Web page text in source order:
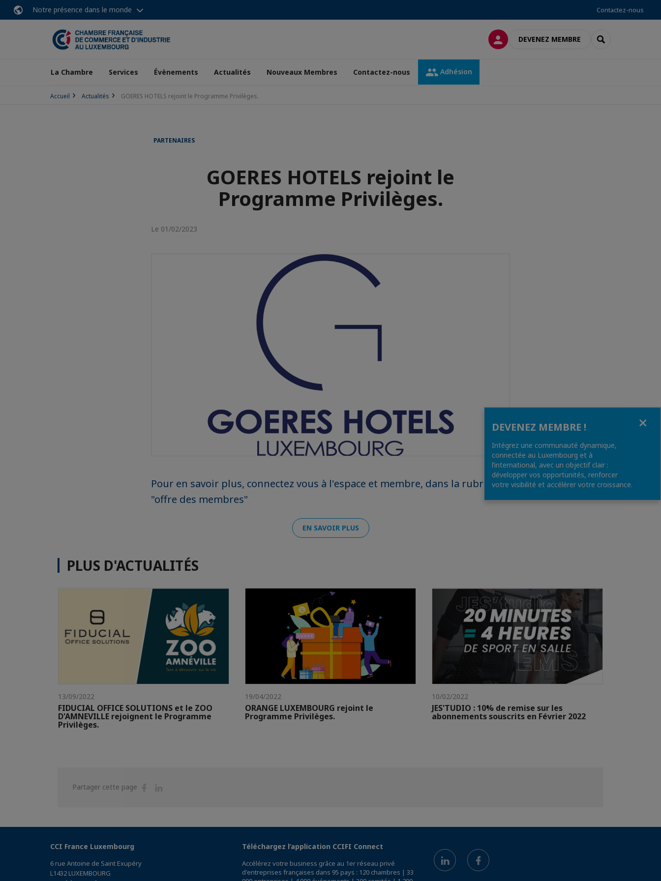
Notre présence dans le monde Contactez-nous
CONNEXIONDEVENEZ MEMBRE RECHERCHER
La Chambre Services Évènements Actualités Nouveaux Membres Contactez-nous Adhésion
Accueil Actualités GOERES HOTELS rejoint le Programme Privilèges.
PARTENAIRES
GOERES HOTELS rejoint le
Programme Privilèges.
Le 01/02/2023
Pour en savoir plus, connectez vous à l'espace et membre, dans la rubrique
"offre des membres"
EN SAVOIR PLUS
PLUS D'ACTUALITÉS
13/09/2022
FIDUCIAL OFFICE SOLUTIONS et le ZOO
D'AMNEVILLE rejoignent le Programme
Privilèges.
19/04/2022
ORANGE LUXEMBOURG rejoint le
Programme Privilèges.
10/02/2022
JES'TUDIO : 10% de remise sur les
abonnements souscrits en Février 2022
Partager cette page
Partager
CCI France Luxembourg
6 rue Antoine de Saint Exupéry
L1432 LUXEMBOURG
Téléchargez l’application CCIFI Connect
Accélérez votre business grâce au 1er réseau privé
d'entreprises françaises dans 95 pays : 120 chambres | 33
DEVENEZ MEMBRE !
Intégrez une communauté dynamique,
connectée au Luxembourg et à
l’international, avec un objectif clair :
développer vos opportunités, renforcer
votre visibilité et accélérer votre croissance.